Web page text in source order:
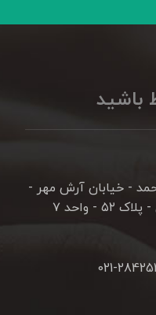
باشید
- خیابان آرش مهر -
- واحد ۷